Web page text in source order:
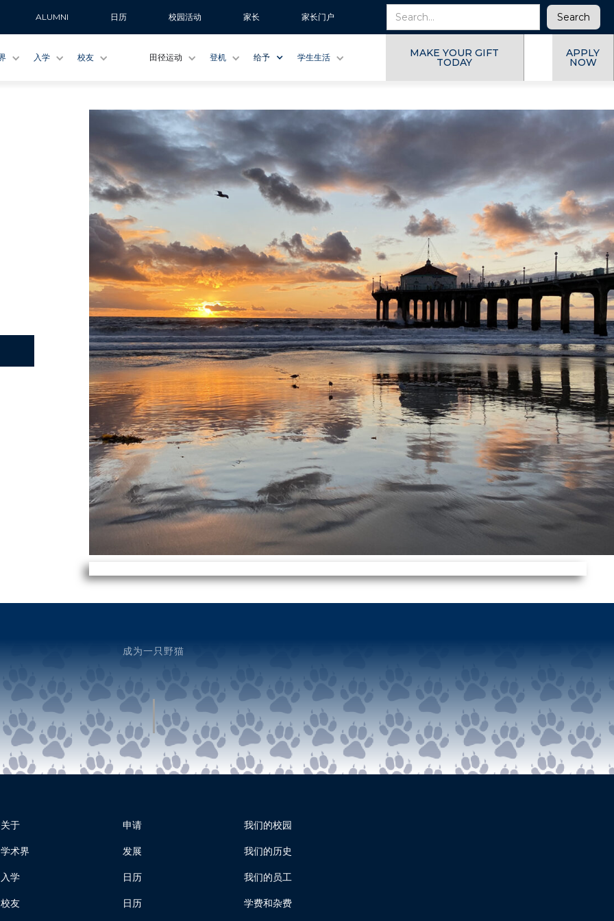
ALUMNI 日历 校园活动 家长 家长门户
入学 校友 田径运动 登机 给予 学生生活 MAKE YOUR GIFT
TODAY
APPLY
NOW
成为一只野猫
关于
学术界
入学
校友
申请
发展
日历
日历
我们的校园
我们的历史
我们的员工
学费和杂费